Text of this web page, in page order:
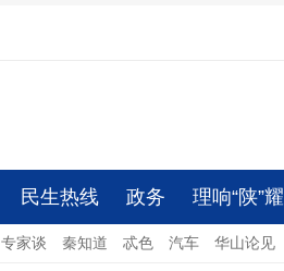
民生热线 政务 理响“陕”耀
专家谈 秦知道 忒色 汽车 华山论见